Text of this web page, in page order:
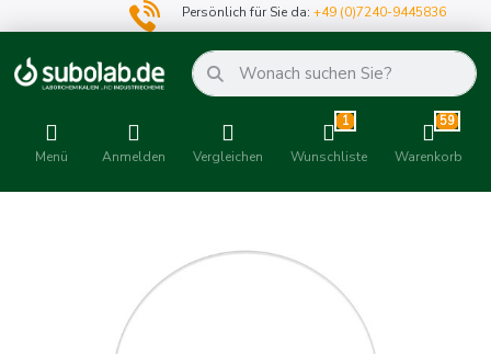
Persönlich für Sie da:+49 (0)7240-9445836
Menü Anmelden Vergleichen
1
Wunschliste
59
Warenkorb